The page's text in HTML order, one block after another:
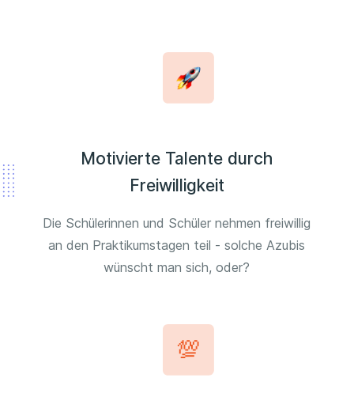
Motivierte Talente durch
Freiwilligkeit
Die Schülerinnen und Schüler nehmen freiwillig
an den Praktikumstagen teil - solche Azubis
wünscht man sich, oder?